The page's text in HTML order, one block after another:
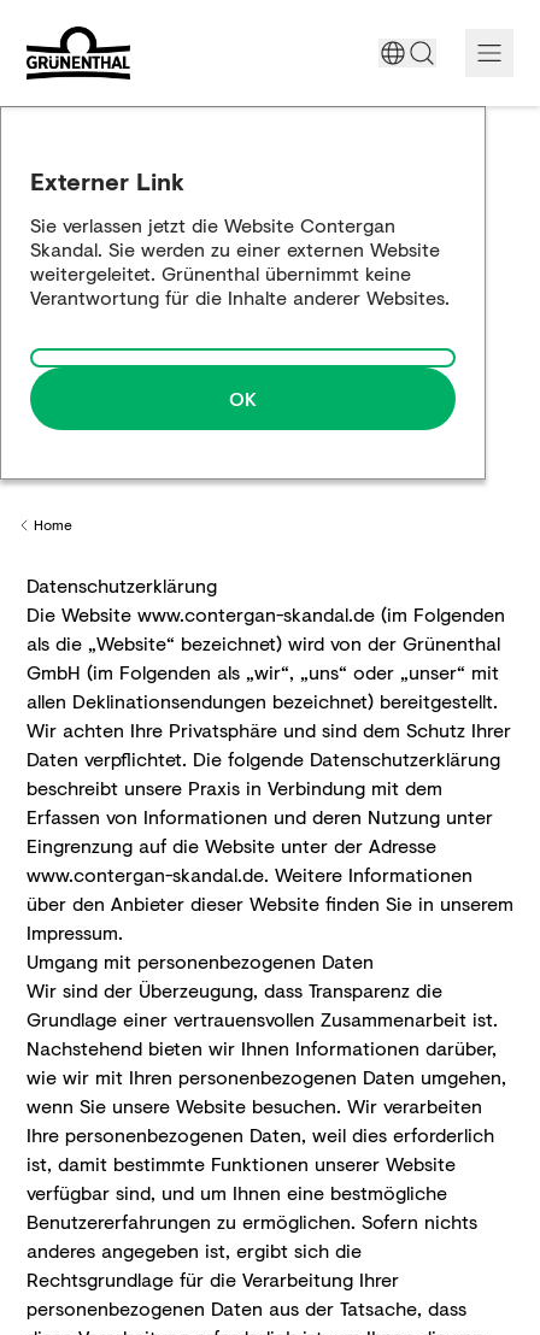
Historische Aufarbeitung
Externer Link
Sie verlassen jetzt die Website Contergan
Skandal. Sie werden zu einer externen Website
weitergeleitet. Grünenthal übernimmt keine
Verantwortung für die Inhalte anderer Websites.
OK
Back to
Home
Datenschutz­erklärung
Die Website www.contergan-skandal.de (im Folgenden
als die „Website“ bezeichnet) wird von der Grünenthal
GmbH (im Folgenden als „wir“, „uns“ oder „unser“ mit
allen Deklinationsendungen bezeichnet) bereitgestellt.
Wir achten Ihre Privatsphäre und sind dem Schutz Ihrer
Daten verpflichtet. Die folgende Datenschutzerklärung
beschreibt unsere Praxis in Verbindung mit dem
Erfassen von Informationen und deren Nutzung unter
Eingrenzung auf die Website unter der Adresse
www.contergan-skandal.de. Weitere Informationen
über den Anbieter dieser Website finden Sie in unserem
Impressum.
Umgang mit personenbezogenen Daten
Wir sind der Überzeugung, dass Transparenz die
Grundlage einer vertrauensvollen Zusammenarbeit ist.
Nachstehend bieten wir Ihnen Informationen darüber,
wie wir mit Ihren personenbezogenen Daten umgehen,
wenn Sie unsere Website besuchen. Wir verarbeiten
Ihre personenbezogenen Daten, weil dies erforderlich
ist, damit bestimmte Funktionen unserer Website
verfügbar sind, und um Ihnen eine bestmögliche
Benutzererfahrungen zu ermöglichen. Sofern nichts
anderes angegeben ist, ergibt sich die
Rechtsgrundlage für die Verarbeitung Ihrer
personenbezogenen Daten aus der Tatsache, dass